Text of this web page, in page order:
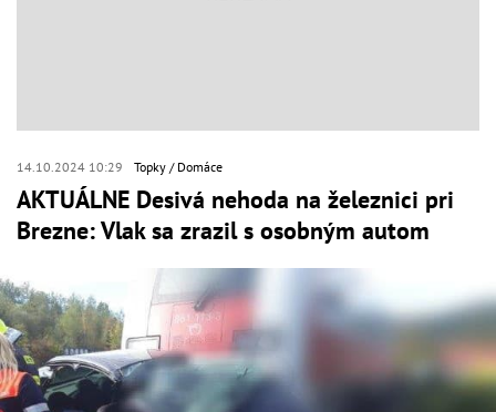
14.10.2024 10:29 Topky Domáce
AKTUÁLNE Desivá nehoda na železnici pri
Brezne: Vlak sa zrazil s osobným autom